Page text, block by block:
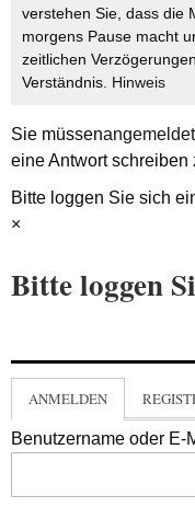
verstehen Sie, dass die
morgens Pause macht
zeitlichen
Verständnis. Hinweis
Sie müssenangemeldet
eine Antwort schreiben
Bitte loggen Sie sich
×
Bitte loggen
ANMELDEN
Benutzername oder E-